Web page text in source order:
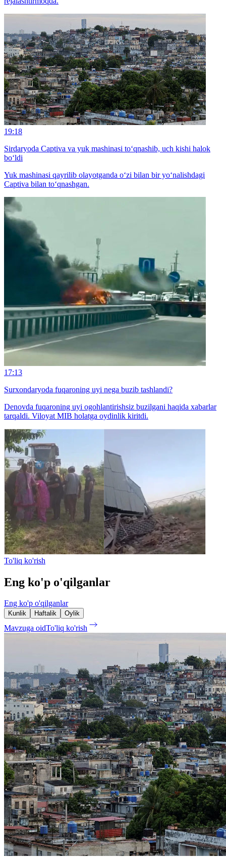
19:18
Sirdaryoda Captiva va yuk mashinasi to‘qnashib, uch kishi halok
bo‘ldi
Yuk mashinasi qayrilib olayotganda o‘zi bilan bir yo‘nalishdagi
Captiva bilan to‘qnashgan.
17:13
Surxondaryoda fuqaroning uyi nega buzib tashlandi?
Denovda fuqaroning uyi ogohlantirishsiz buzilgani haqida xabarlar
tarqaldi. Viloyat MIB holatga oydinlik kiritdi.
To'liq ko'rish
Eng ko'p o'qilganlar
Eng ko'p o'qilganlar
Kunlik Haftalik Oylik
Mavzuga oidTo'liq ko'rish